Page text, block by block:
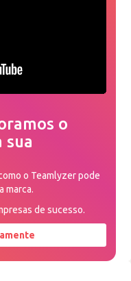
o
sua
o Teamlyzer pode
marca.
de sucesso.